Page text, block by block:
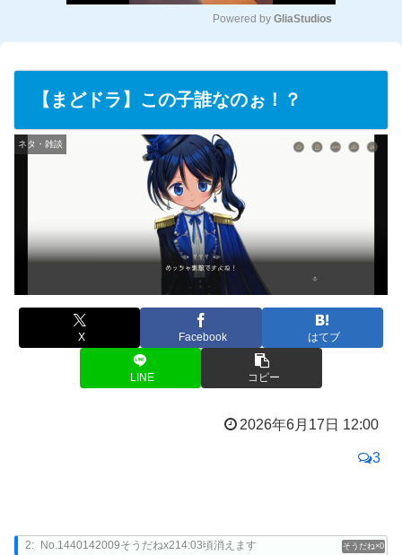
u
t
e
Powered by GliaStudios
【まどドラ】この子誰なのぉ！？
ネタ・雑談
X Facebook はてブ
LINE コピー
2026年6月17日 12:00
3
0
2: No.1440142009そうだねx214:03頃消えます